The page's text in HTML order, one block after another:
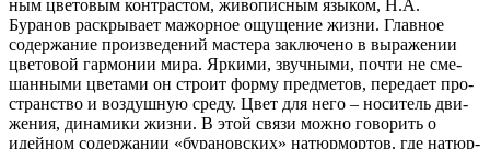
ным цве­то­вым кон­тра­стом, живо­пис­ным язы­ком, Н.А.
Буранов рас­кры­ва­ет мажор­ное ощу­ще­ние жиз­ни. Главное
содер­жа­ние про­из­ве­де­ний масте­ра заклю­че­но в выра­же­нии
цве­то­вой гар­мо­нии мира. Яркими, звуч­ны­ми, почти не сме­
шан­ны­ми цве­та­ми он стро­ит фор­му пред­ме­тов, пере­да­ет про­
стран­ство и воз­душ­ную сре­ду. Цвет для него – носи­тель дви­
же­ния, дина­ми­ки жиз­ни. В этой свя­зи мож­но гово­рить о
идей­ном содер­жа­нии «бура­нов­ских» натюр­мор­тов, где натюр­